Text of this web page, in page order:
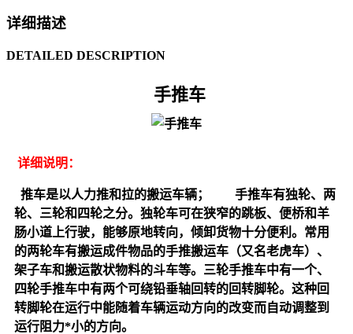
详细描述
DETAILED DESCRIPTION
手推车
详细说明：
推车是以人力推和拉的搬运车辆； 手推车有独轮、两
轮、三轮和四轮之分。独轮车可在狭窄的跳板、便桥和羊
肠小道上行驶，能够原地转向，倾卸货物十分便利。常用
的两轮车有搬运成件物品的手推搬运车（又名老虎车）、
架子车和搬运散状物料的斗车等。三轮手推车中有一个、
四轮手推车中有两个可绕铅垂轴回转的回转脚轮。这种回
转脚轮在运行中能随着车辆运动方向的改变而自动调整到
运行阻力*小的方向。